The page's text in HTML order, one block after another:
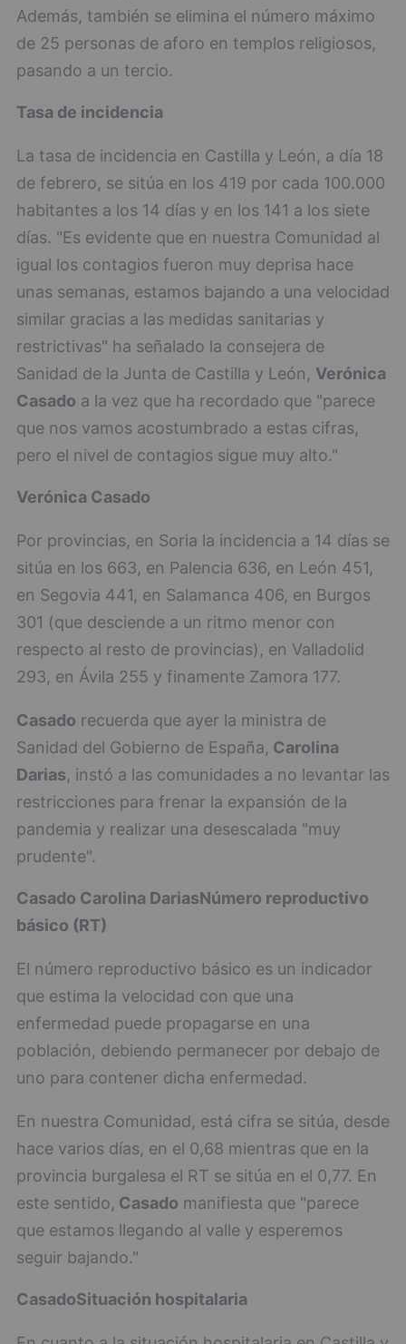
Además, también se elimina el número máximo
de 25 personas de aforo en templos religiosos,
pasando a un tercio.
Tasa de incidencia
La tasa de incidencia en Castilla y León, a día 18
de febrero, se sitúa en los 419 por cada 100.000
habitantes a los 14 días y en los 141 a los siete
días. "Es evidente que en nuestra Comunidad al
igual los contagios fueron muy deprisa hace
unas semanas, estamos bajando a una velocidad
similar gracias a las medidas sanitarias y
restrictivas" ha señalado la consejera de
Sanidad de la Junta de Castilla y León, Verónica
Casado a la vez que ha recordado que "parece
que nos vamos acostumbrado a estas cifras,
pero el nivel de contagios sigue muy alto."
Verónica Casado
Por provincias, en Soria la incidencia a 14 días se
sitúa en los 663, en Palencia 636, en León 451,
en Segovia 441, en Salamanca 406, en Burgos
301 (que desciende a un ritmo menor con
respecto al resto de provincias), en Valladolid
293, en Ávila 255 y finamente Zamora 177.
Casado recuerda que ayer la ministra de
Sanidad del Gobierno de España, Carolina
Darias, instó a las comunidades a no levantar las
restricciones para frenar la expansión de la
pandemia y realizar una desescalada "muy
prudente".
Casado Carolina DariasNúmero reproductivo
básico (RT)
El número reproductivo básico es un indicador
que estima la velocidad con que una
enfermedad puede propagarse en una
población, debiendo permanecer por debajo de
uno para contener dicha enfermedad.
En nuestra Comunidad, está cifra se sitúa, desde
hace varios días, en el 0,68 mientras que en la
provincia burgalesa el RT se sitúa en el 0,77. En
este sentido, Casado manifiesta que "parece
que estamos llegando al valle y esperemos
seguir bajando."
CasadoSituación hospitalaria